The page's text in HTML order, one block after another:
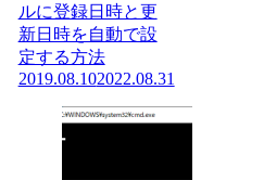
ルに登録日時と更
新日時を自動で設
定する方法
2019.08.102022.08.31